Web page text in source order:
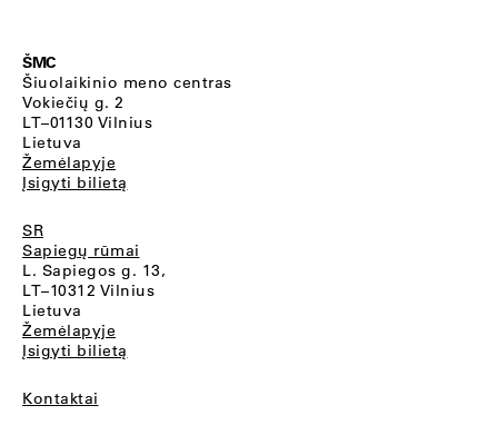
ŠMC
Šiuolaikinio meno centras
Vokiečių g. 2
LT–01130 Vilnius
Lietuva
Žemėlapyje
Įsigyti bilietą
SR
Sapiegų rūmai
L. Sapiegos g. 13,
LT–10312 Vilnius
Lietuva
Žemėlapyje
Įsigyti bilietą
Kontaktai